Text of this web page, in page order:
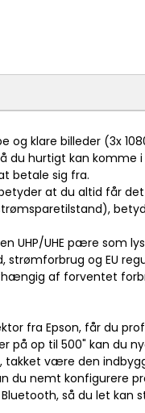
og klare billeder (3x
du hurtigt kan komme
betale sig fra.
at du altid får
UHP/UHE pære som
strømforbrug og EU
af forventet
fra Epson, får du
på op til 500" kan du
være den
du nemt konfigurere
så du let kan